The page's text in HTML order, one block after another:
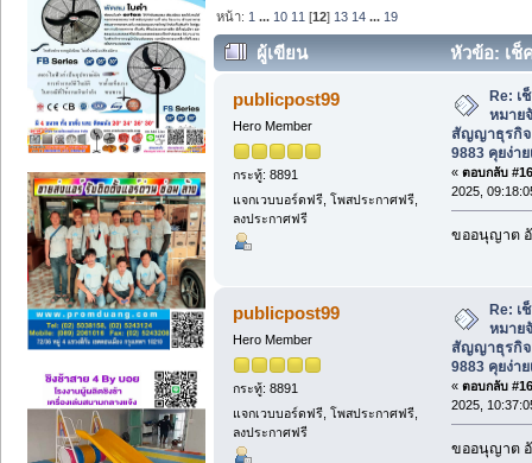
หน้า: 1 ... 10 11 [12] 13 14 ... 19
ผู้เขียน
หัวข้อ: เช็
สัญญาธุรกิจ โทร:083-789-9883 คุยง่าย
publicpost99
Hero Member
กระทู้: 8891
แจกเวบบอร์ดฟรี, โพสประกาศฟรี,
ลงประกาศฟรี
Re: เ
หมาย
สัญญาธุรกิจ
9883 คุยง่า
« ตอบกลับ
2025,
ขออนุญาต
publicpost99
Hero Member
กระทู้: 8891
แจกเวบบอร์ดฟรี, โพสประกาศฟรี,
ลงประกาศฟรี
Re: เ
หมาย
สัญญาธุรกิจ
9883 คุยง่า
« ตอบกลับ
2025,
ขออนุญาต